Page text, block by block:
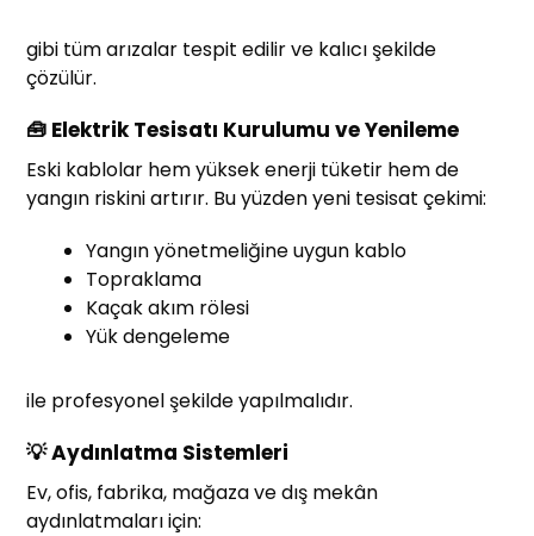
gibi tüm arızalar tespit edilir ve kalıcı şekilde
çözülür.
🧰 Elektrik Tesisatı Kurulumu ve Yenileme
Eski kablolar hem yüksek enerji tüketir hem de
yangın riskini artırır. Bu yüzden yeni tesisat çekimi:
Yangın yönetmeliğine uygun kablo
Topraklama
Kaçak akım rölesi
Yük dengeleme
ile profesyonel şekilde yapılmalıdır.
💡 Aydınlatma Sistemleri
Ev, ofis, fabrika, mağaza ve dış mekân
aydınlatmaları için: